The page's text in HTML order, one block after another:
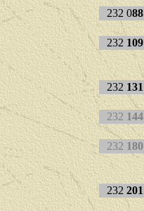
232 088
232 109
232 131
232 144
232 180
232 201